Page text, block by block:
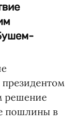
пошлины в